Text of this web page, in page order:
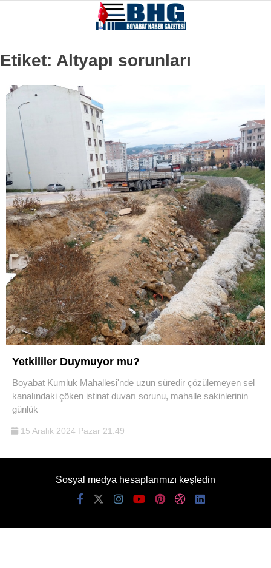
Etiket: Altyapı sorunları
Yetkililer Duymuyor mu?
Boyabat Kumluk Mahallesi'nde uzun süredir çözülemeyen sel
kanalındaki çöken istinat duvarı sorunu, mahalle sakinlerinin
günlük
15 Aralık 2024 Pazar 21:49
Sosyal medya hesaplarımızı keşfedin